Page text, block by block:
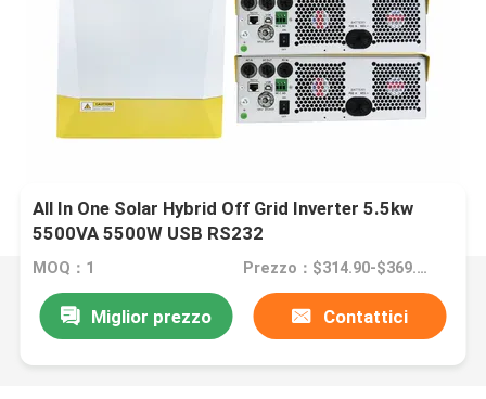
All In One Solar Hybrid Off Grid Inverter 5.5kw
5500VA 5500W USB RS232
MOQ：1 Prezzo：$314.90-$369.90/Piece
Miglior prezzo Contattici